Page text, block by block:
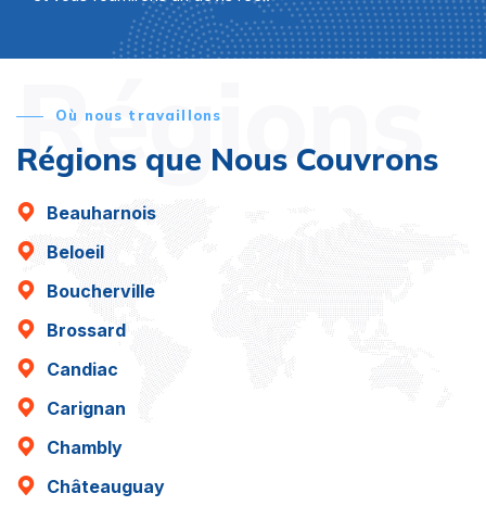
Régions
Où nous travaillons
Régions que Nous Couvrons
Beauharnois
Beloeil
Boucherville
Brossard
Candiac
Carignan
Chambly
Châteauguay